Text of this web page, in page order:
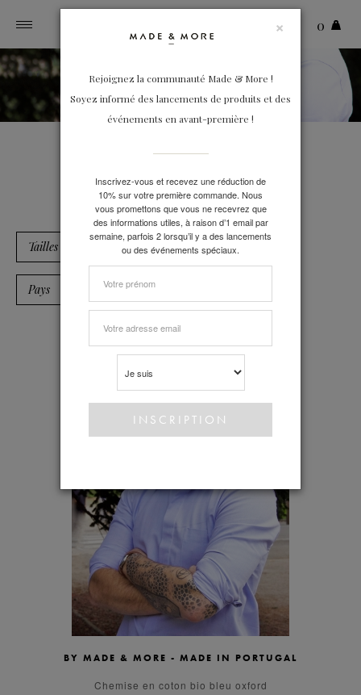
0
navigation
Hauts et pulls
Tailles
Pays
S M L XL
BY MADE & MORE - MADE IN PORTUGAL
Chemise en coton bio bleu oxford
×
Rejoignez la communauté Made & More !
Soyez informé des lancements de produits et des
événements en avant-première !
Inscrivez-vous et recevez une réduction de
10% sur votre première commande. Nous
vous promettons que vous ne recevrez que
des informations utiles, à raison d’1 email par
semaine, parfois 2 lorsqu’il y a des lancements
ou des événements spéciaux.